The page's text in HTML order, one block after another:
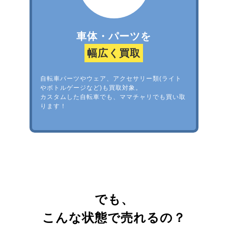
車体・パーツを
幅広く買取
自転車パーツやウェア、アクセサリー類(ライト
やボトルゲージなど)も買取対象。
カスタムした自転車でも、ママチャリでも買い取
ります！
でも、
こんな状態で売れるの？